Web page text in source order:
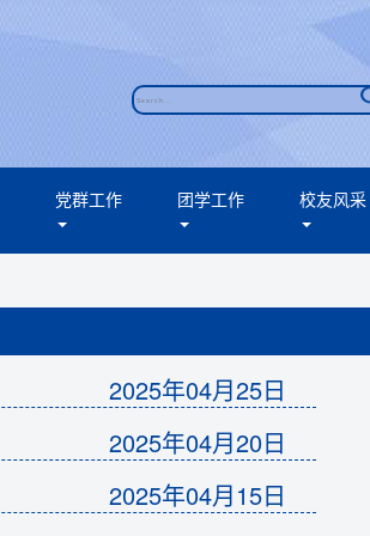
党群工作 团学工作 校友风采
2025年04月25日
2025年04月20日
2025年04月15日